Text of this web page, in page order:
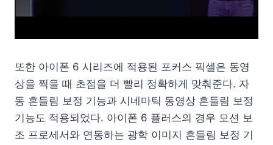
또한 아이폰 6 시리즈에 적용된 포커스 픽셀은 동영
상을 찍을 때 초점을 더 빨리 정확하게 맞춰준다. 자
동 흔들림 보정 기능과 시네마틱 동영상 흔들림 보정
기능도 적용되었다. 아이폰 6 플러스의 경우 모션 보
조 프로세서와 연동하는 광학 이미지 흔들림 보정 기